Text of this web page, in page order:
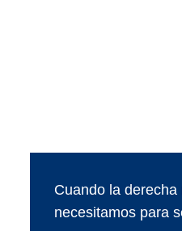
Cuando la
necesitamos para